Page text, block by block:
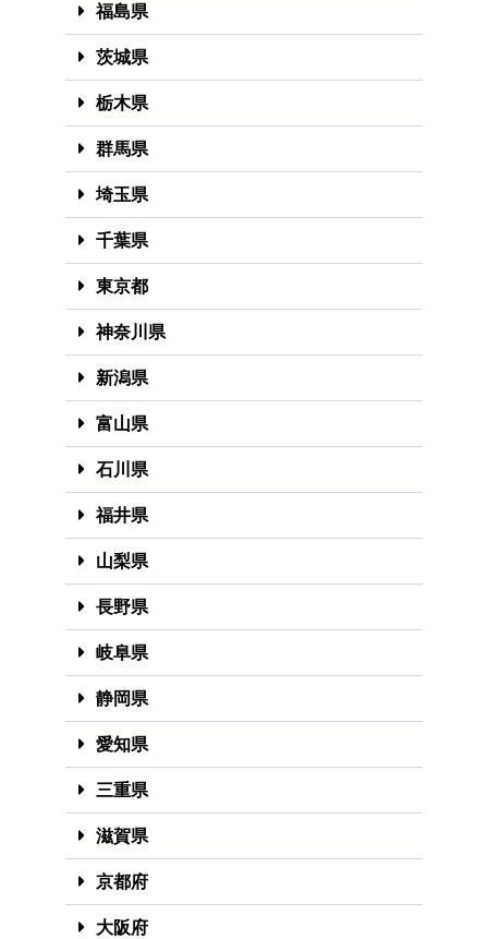
福島県
茨城県
栃木県
群馬県
埼玉県
千葉県
東京都
神奈川県
新潟県
富山県
石川県
福井県
山梨県
長野県
岐阜県
静岡県
愛知県
三重県
滋賀県
京都府
大阪府